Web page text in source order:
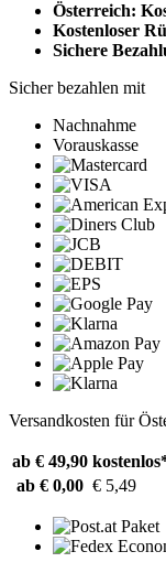
Österreich:
Kostenloser
Sichere
Sicher bezahlen mit
Nachnahme
Vorauskasse
Versandkosten für
ab € 49,90
ab € 0,00 € 5,49